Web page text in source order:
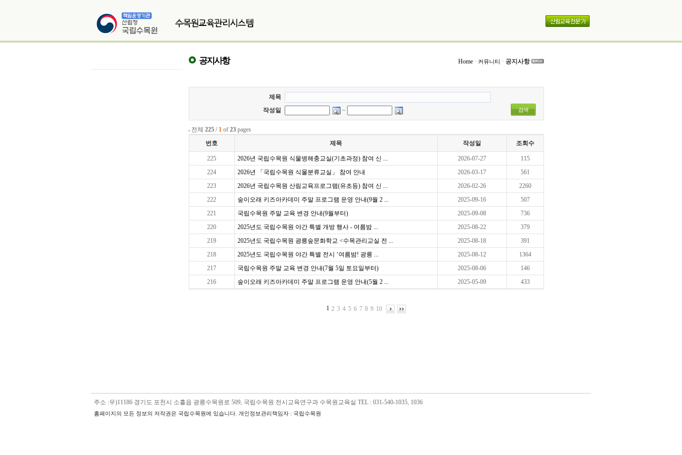
Home· 커뮤니티 · 공지사항
공지사항
제목
작성일
~ 검색
전체 225/ 1of 23pages
번호
제목 작성일 조회수
225 2026년 국립수목원 식물병해충교실(기초과정) 참여 신 ... 2026-07-27
115
224
2026년 「국립수목원 식물분류교실」 참여 안내 2026-03-17
561
223
2026년 국립수목원 산림교육프로그램(유초등) 참여 신 ... 2026-02-26
2260
222
숲이오래 키즈아카데미 주말 프로그램 운영 안내(9월 2 ... 2025-09-16
507
221
국립수목원 주말 교육 변경 안내(9월부터) 2025-09-08
736
220
2025년도 국립수목원 야간 특별 개방 행사 - 여름밤 ... 2025-08-22
379
219
2025년도 국립수목원 광릉숲문화학교 <수목관리교실 전 ... 2025-08-18
391
218
2025년도 국립수목원 야간 특별 전시 ‘여름밤! 광릉 ... 2025-08-12
1364
217
국립수목원 주말 교육 변경 안내(7월 5일 토요일부터) 2025-08-06
146
216
숲이오래 키즈아카데미 주말 프로그램 운영 안내(5월 2 ... 2025-05-09 433
1 2 3 4 5 6 7 8 9 10
주소 :우)11186 경기도 포천시 소흘읍 광릉수목원로 509, 국립수목원 전시교육연구과 수목원교육실 TEL : 031-540-1035, 1036
홈페이지의 모든 정보의 저작권은 국립수목원에 있습니다. 개인정보관리책임자 : 국립수목원